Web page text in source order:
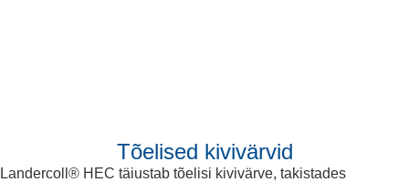
Tõelised kivivärvid
Landercoll® HEC täiustab tõelisi kivivärve, takistades